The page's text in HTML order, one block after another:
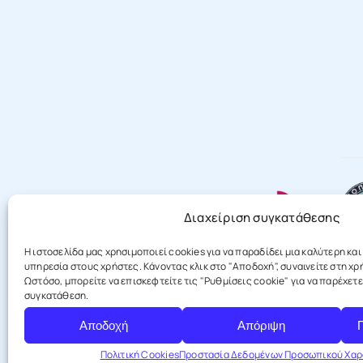
Διαχείριση συγκατάθεσης
Η ιστοσελίδα μας χρησιμοποιεί cookies για να παραδίδει μια καλύτερη
υπηρεσία στους χρήστες. Κάνοντας κλικ στο "Αποδοχή", συναινείτε στη
Ωστόσο, μπορείτε να επισκεφτείτε τις "Ρυθμίσεις cookie" για να
συγκατάθεση.
Αποδοχή Απόριψη
Πολιτική CookiesΠροστασία Δεδομένων Προσωπικού